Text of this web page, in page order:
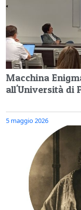
Macchina
all'Università di
5 maggio 2026